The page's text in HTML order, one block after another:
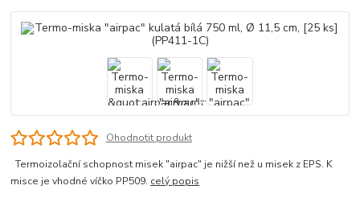
Ohodnotit produkt
Termoizolační schopnost misek "airpac" je nižší než u misek z EPS. K
misce je vhodné víčko PP509. celý popis